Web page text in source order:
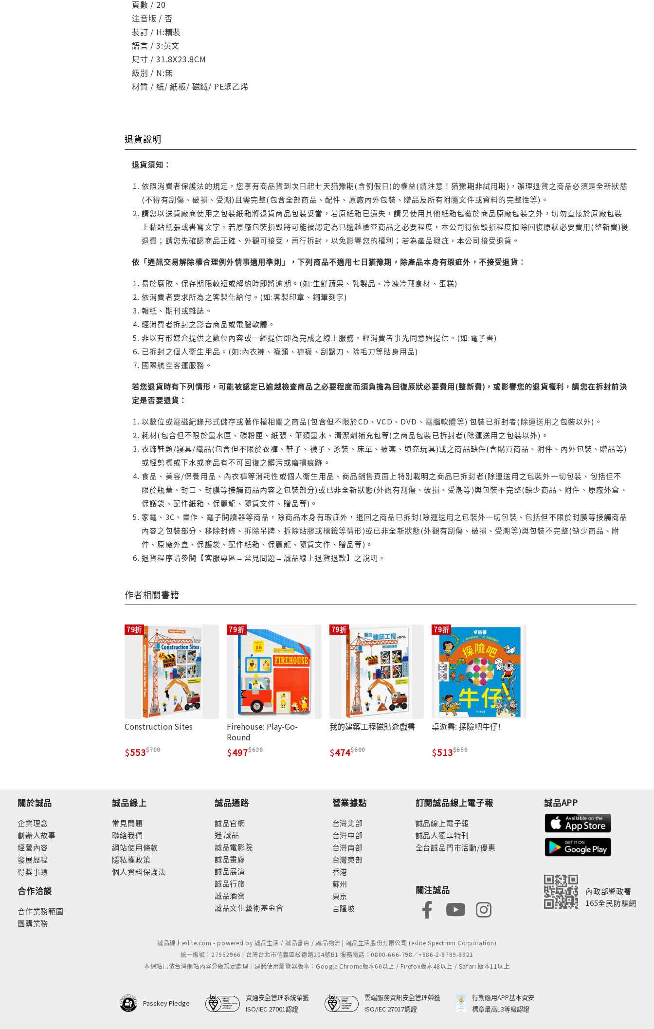
頁數 / 20
注音版 / 否
裝訂 / H:精裝
語言 / 3:英文
尺寸 / 31.8X23.8CM
級別 / N:無
材質 / 紙/ 紙板/ 磁鐵/ PE聚乙烯
退貨說明
退貨須知：
依照消費者保護法的規定，您享有商品貨到次日起七天猶豫期(含例假日)的權益(請注意！猶豫期非試用期)，辦理退貨之商品必須是全新狀態
(不得有刮傷、破損、受潮)且需完整(包含全部商品、配件、原廠內外包裝、贈品及所有附隨文件或資料的完整性等)。
請您以送貨廠商使用之包裝紙箱將退貨商品包裝妥當，若原紙箱已遺失，請另使用其他紙箱包覆於商品原廠包裝之外，切勿直接於原廠包裝
上黏貼紙張或書寫文字。若原廠包裝損毀將可能被認定為已逾越檢查商品之必要程度，本公司得依毀損程度扣除回復原狀必要費用(整新費)後
退費；請您先確認商品正確、外觀可接受，再行拆封，以免影響您的權利；若為產品瑕疵，本公司接受退貨。
依「通訊交易解除權合理例外情事適用準則」，下列商品不適用七日猶豫期，除產品本身有瑕疵外，不接受退貨：
易於腐敗、保存期限較短或解約時即將逾期。(如:生鮮蔬果、乳製品、冷凍冷藏食材、蛋糕)
依消費者要求所為之客製化給付。(如:客製印章、鋼筆刻字)
報紙、期刊或雜誌。
經消費者拆封之影音商品或電腦軟體。
非以有形媒介提供之數位內容或一經提供即為完成之線上服務，經消費者事先同意始提供。(如:電子書)
已拆封之個人衛生用品。(如:內衣褲、襪類、褲襪、刮鬍刀、除毛刀等貼身用品)
國際航空客運服務。
若您退貨時有下列情形，可能被認定已逾越檢查商品之必要程度而須負擔為回復原狀必要費用(整新費)，或影響您的退貨權利，請您在拆封前決
定是否要退貨：
以數位或電磁紀錄形式儲存或著作權相關之商品(包含但不限於CD、VCD、DVD、電腦軟體等) 包裝已拆封者(除運送用之包裝以外)。
耗材(包含但不限於墨水匣、碳粉匣、紙張、筆類墨水、清潔劑補充包等)之商品包裝已拆封者(除運送用之包裝以外)。
衣飾鞋類/寢具/織品(包含但不限於衣褲、鞋子、襪子、泳裝、床單、被套、填充玩具)或之商品缺件(含購買商品、附件、內外包裝、贈品等)
或經剪標或下水或商品有不可回復之髒污或磨損痕跡。
食品、美容/保養用品、內衣褲等消耗性或個人衛生用品、商品銷售頁面上特別載明之商品已拆封者(除運送用之包裝外一切包裝、包括但不
限於瓶蓋、封口、封膜等接觸商品內容之包裝部分)或已非全新狀態(外觀有刮傷、破損、受潮等)與包裝不完整(缺少商品、附件、原廠外盒、
保護袋、配件紙箱、保麗龍、隨貨文件、贈品等)。
家電、3C、畫作、電子閱讀器等商品，除商品本身有瑕疵外，退回之商品已拆封(除運送用之包裝外一切包裝、包括但不限於封膜等接觸商品
內容之包裝部分、移除封條、拆除吊牌、拆除貼膠或標籤等情形)或已非全新狀態(外觀有刮傷、破損、受潮等)與包裝不完整(缺少商品、附
件、原廠外盒、保護袋、配件紙箱、保麗龍、隨貨文件、贈品等)。
退貨程序請參閱【客服專區→常見問題→誠品線上退貨退款】之說明。
作者相關書籍
79折
Construction Sites
553 700
79折
Firehouse: Play-Go-
Round
497 630
79折
我的建築工程磁貼遊戲書
474 600
79折
桌遊書: 探險吧牛仔!
513 650
關於誠品
企業理念
創辦人故事
經營內容
發展歷程
得獎事蹟
合作洽談
合作業務範圍
團購業務
誠品線上
常見問題
聯絡我們
網站使用條款
隱私權政策
個人資料保護法
誠品通路
誠品官網
迷 誠品
誠品電影院
誠品畫廊
誠品展演
誠品行旅
誠品酒窖
誠品文化藝術基金會
營業據點
台灣北部
台灣中部
台灣南部
台灣東部
香港
蘇州
東京
吉隆坡
訂閱誠品線上電子報
誠品線上電子報
誠品人獨享特刊
全台誠品門市活動/優惠
關注誠品
誠品APP
內政部警政署
165全民防騙網
誠品線上eslite.com - powered by 誠品生活 / 誠品書店 / 誠品物流 | 誠品生活股份有限公司 (eslite Spectrum Corporation)
統一編號：27952966 | 台灣台北市信義區松德路204號B1 服務電話：0800-666-798／+886-2-8789-8921
本網站已依台灣網站內容分級規定處理｜建議使用瀏覽器版本：Google Chrome版本60以上 / Firefox版本48以上 / Safari 版本11以上
Passkey Pledge
資通安全管理系統榮獲
ISO/IEC 27001認證
雲端服務資訊安全管理榮獲
ISO/IEC 27017認證
行動應用APP基本資安
標章最高L3等級認證